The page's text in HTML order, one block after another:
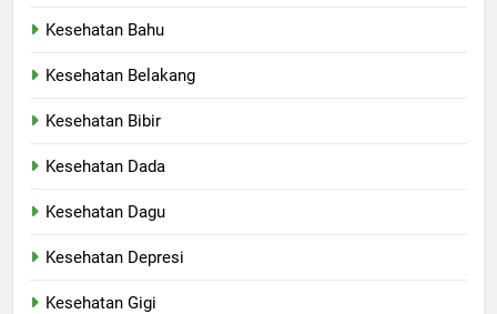
Kesehatan Bahu
Kesehatan Belakang
Kesehatan Bibir
Kesehatan Dada
Kesehatan Dagu
Kesehatan Depresi
Kesehatan Gigi